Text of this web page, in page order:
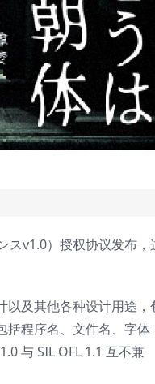
スv1.0）授权协议发布，
以及其他各种设计用途，
括程序名、文件名、字体
与 SIL OFL 1.1 互不兼